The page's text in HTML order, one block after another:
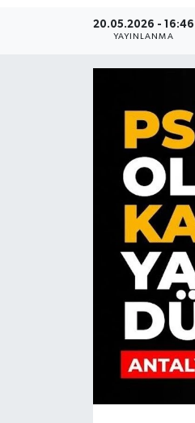
20.05.2026 - 16:46
YAYINLANMA